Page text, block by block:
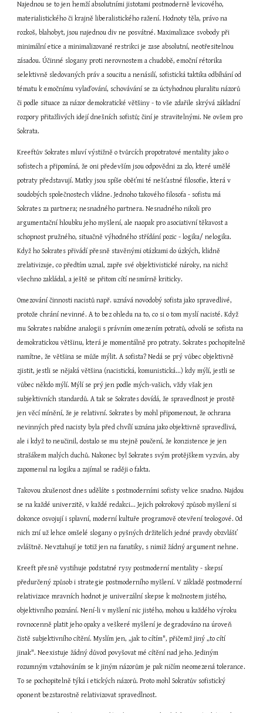
Najednou se to jen hemží absolutními jistotami postmoderně levicového,
materialistického či krajně liberalistického ražení. Hodnoty těla, právo na
rozkoš, blahobyt, jsou najednou div ne posvátné. Maximalizace svobody při
minimální etice a minimalizované restrikci je zase absolutní, neotřesitelnou
zásadou. Účinné slogany proti nerovnostem a chudobě, emoční rétorika
selektivně sledovaných práv a soucitu a nenásilí, sofistická taktika odbíhání od
tématu k emočnímu vylaďování, schovávání se za úctyhodnou pluralitu názorů
či podle situace za názor demokratické většiny - to vše zdařile skrývá základní
rozpory přitažlivých idejí dnešních sofistů; činí je stravitelnými. Ne ovšem pro
Sokrata.
Kreeftův Sokrates mluví výstižně o tvůrcích propotratové mentality jako o
sofistech a připomíná, že oni především jsou odpovědni za zlo, které umělé
potraty představují. Matky jsou spíše oběťmi té nešťastné filosofie, která v
soudobých společnostech vládne. Jednoho takového filosofa - sofistu má
Sokrates za partnera; nesnadného partnera. Nesnadného nikoli pro
argumentační hloubku jeho myšlení, ale naopak pro asociativní těkavost a
schopnost pružného, situačně výhodného střídání pozic - logika/ nelogika.
Když ho Sokrates přivádí přesně stavěnými otázkami do úzkých, klidně
zrelativizuje, co předtím uznal, zapře své objektivistické nároky, na nichž
všechno zakládal, a ještě se přitom cítí nesmírně kriticky.
Omezování činnosti nacistů např. uznává novodobý sofista jako spravedlivé,
protože chrání nevinné. A to bez ohledu na to, co si o tom myslí nacisté. Když
mu Sokrates nabídne analogii s právním omezením potratů, odvolá se sofista na
demokratickou většinu, která je momentálně pro potraty. Sokrates pochopitelně
namítne, že většina se může mýlit. A sofista? Nedá se prý vůbec objektivně
zjistit, jestli se nějaká většina (nacistická, komunistická...) kdy mýlí, jestli se
vůbec někdo mýlí. Mýlí se prý jen podle mých-vašich, vždy však jen
subjektivních standardů. A tak se Sokrates dovídá, že spravedlnost je prostě
jen věcí mínění, že je relativní. Sokrates by mohl připomenout, že ochrana
nevinných před nacisty byla před chvílí uznána jako objektivně spravedlivá,
ale i když to neučinil, dostalo se mu stejně poučení, že konzistence je jen
strašákem malých duchů. Nakonec byl Sokrates svým protějškem vyzván, aby
zapomenul na logiku a zajímal se raději o fakta.
Takovou zkušenost dnes uděláte s postmoderními sofisty velice snadno. Najdou
se na každé univerzitě, v každé redakci... Jejich pokrokový způsob myšlení si
dokonce osvojují i splavní, moderní kultuře programově otevření teologové. Od
nich zní už lehce omšelé slogany o pyšných držitelích jedné pravdy obzvlášť
zvláštně. Nevztahují je totiž jen na fanatiky, s nimiž žádný argument nehne.
Kreeft přesně vystihuje podstatné rysy postmoderní mentality - skepsí
předurčený způsob i strategie postmoderního myšlení. V základě postmoderní
relativizace mravních hodnot je univerzální skepse k možnostem jistého,
objektivního poznání. Není-li v myšlení nic jistého, mohou u každého výroku
rovnocenně platit jeho opaky a veškeré myšlení je degradováno na úroveň
čistě subjektivního cítění. Myslím jen, „jak to cítím", přičemž jiný „to cítí
jinak". Neexistuje žádný důvod povyšovat mé cítění nad jeho. Jediným
rozumným vztahováním se k jiným názorům je pak ničím neomezená tolerance.
To se pochopitelně týká i etických názorů. Proto mohl Sokratův sofistický
oponent bezstarostně relativizovat spravedlnost.